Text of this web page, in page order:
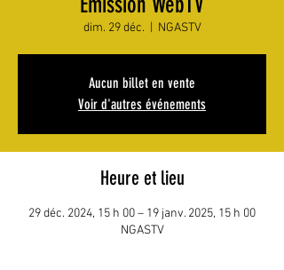
dim. 29 déc. NGASTV
Aucun billet en vente
Voir d'autres événements
Heure et lieu
29 déc. 2024, 15 h 00 – 19 janv. 2025, 15 h 00
NGASTV